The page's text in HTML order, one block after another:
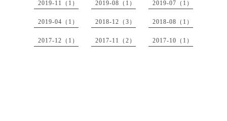
2019-11（1） 2019-08（1） 2019-07（1）
2019-04（1） 2018-12（3） 2018-08（1）
2017-12（1） 2017-11（2） 2017-10（1）